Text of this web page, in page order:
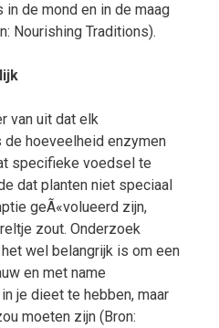
de mond en in de maag
Nourishing Traditions).
van uit dat elk
hoeveelheid enzymen
specifieke voedsel te
dat planten niet speciaal
geÃ«volueerd zijn,
zout. Onderzoek
wel belangrijk is om een
en met name
je dieet te hebben, maar
moeten zijn (Bron: